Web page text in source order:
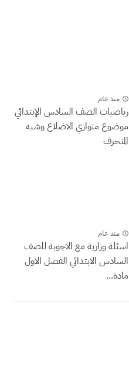
منذ عام
رياضيات الصف السادس الإبتدائي
موضوع متوازي الاضلاع وشبه
المنحرف
منذ عام
اسئلة وزارية مع الاجوبة للصف
السادس الابتدائي الفصل الاول
مادة...